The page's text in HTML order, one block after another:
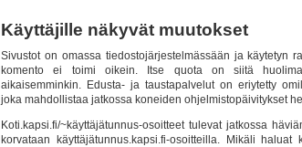
Käyttäjille näkyvät muutokset
Sivustot on omassa tiedostojärjestelmässään ja käytetyn
komento ei toimi oikein. Itse quota on siitä
aikaisemminkin. Edusta- ja taustapalvelut on eriytetty
joka mahdollistaa jatkossa koneiden ohjelmistopäivitykset
Koti.kapsi.fi/~käyttäjätunnus-osoitteet tulevat jatkossa
korvataan käyttäjätunnus.kapsi.fi-osoitteilla. Mikäli haluat